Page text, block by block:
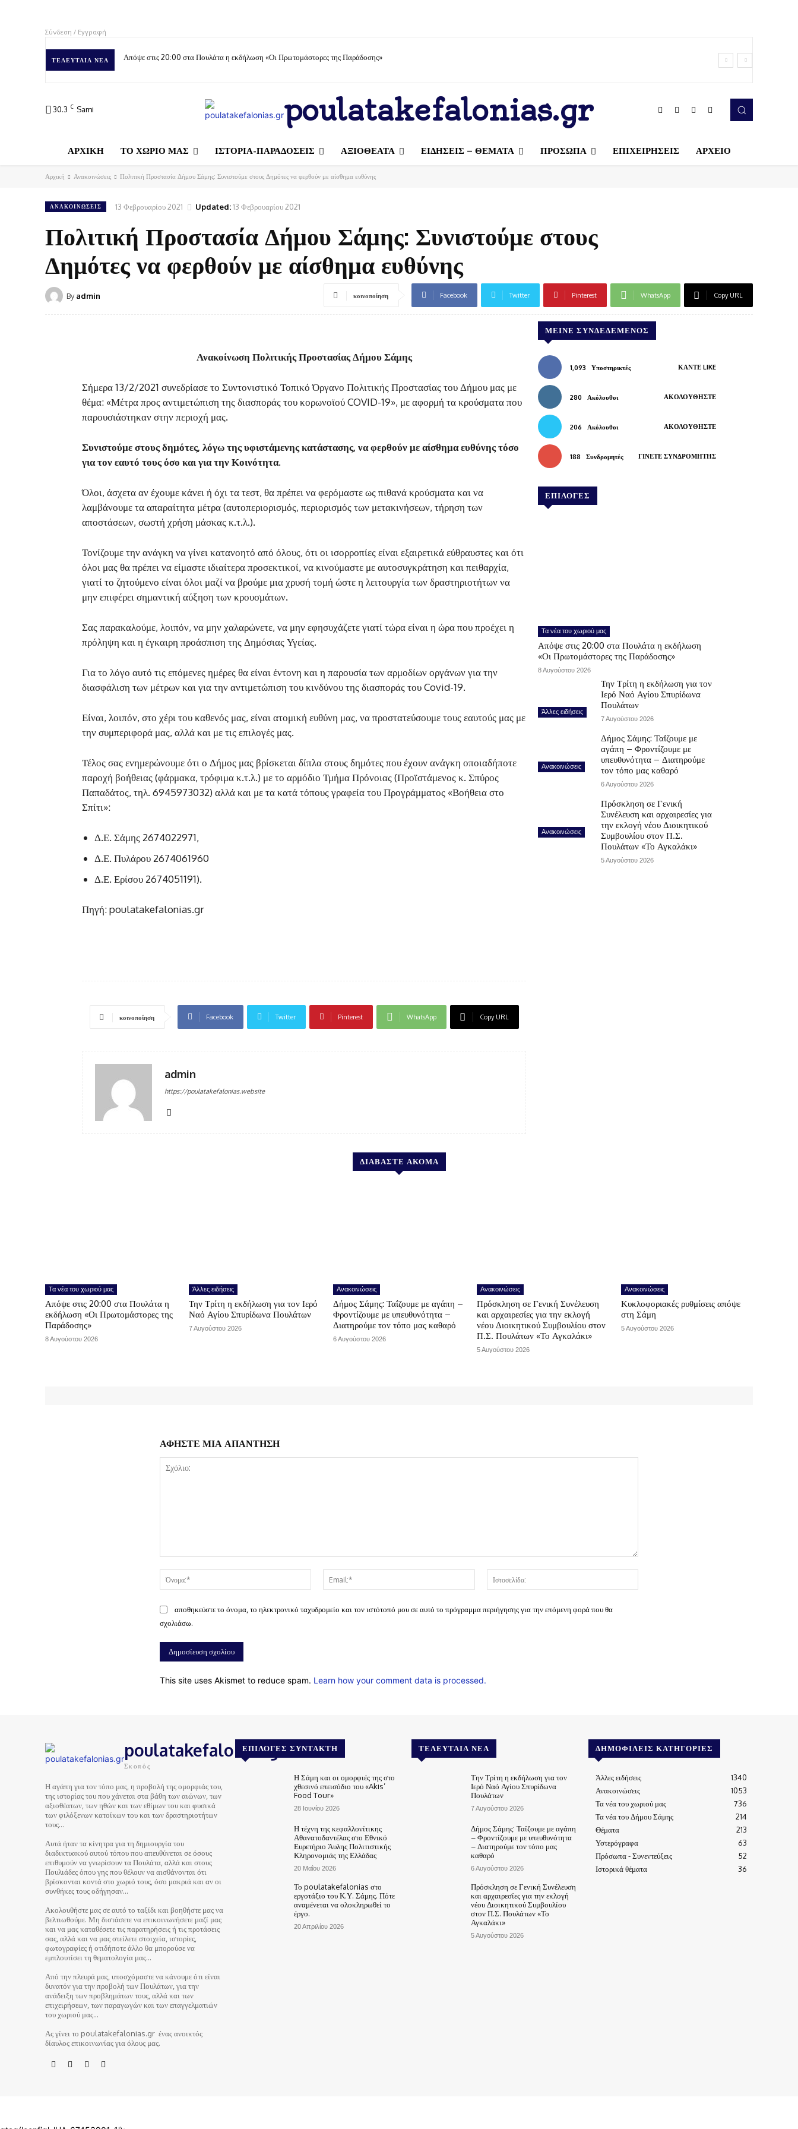
Σύνδεση / Εγγραφή
ΤΕΛΕΥΤΑΊΑ ΝΈΑ Απόψε στις 20:00 στα Πουλάτα η εκδήλωση «Οι Πρωτομάστορες της Παράδοσης»
30.3 C Sami poulatakefalonias.gr
ΑΡΧΙΚΗ ΤΟ ΧΩΡΙΟ ΜΑΣ ΙΣΤΟΡΙΑ-ΠΑΡΑΔΟΣΕΙΣ ΑΞΙΟΘΕΑΤΑ ΕΙΔΗΣΕΙΣ – ΘΕΜΑΤΑ ΠΡΟΣΩΠΑ ΕΠΙΧΕΙΡΗΣΕΙΣ ΑΡΧΕΙΟ
Αρχική Ανακοινώσεις Πολιτική Προστασία Δήμου Σάμης: Συνιστούμε στους Δημότες να φερθούν με αίσθημα ευθύνης
ΑΝΑΚΟΙΝΏΣΕΙΣ 13 Φεβρουαρίου 2021 Updated:13 Φεβρουαρίου 2021
Πολιτική Προστασία Δήμου Σάμης: Συνιστούμε στους
Δημότες να φερθούν με αίσθημα ευθύνης
By admin κοινοποίηση Facebook Twitter Pinterest WhatsApp Copy URL
Ανακοίνωση Πολιτικής Προστασίας Δήμου Σάμης
Σήμερα 13/2/2021 συνεδρίασε το Συντονιστικό Τοπικό Όργανο Πολιτικής Προστασίας του Δήμου μας με
θέμα: «Μέτρα προς αντιμετώπιση της διασποράς του κορωνοϊού COVID-19», με αφορμή τα κρούσματα που
παρουσιάστηκαν στην περιοχή μας.
Συνιστούμε στους δημότες, λόγω της υφιστάμενης κατάστασης, να φερθούν με αίσθημα ευθύνης τόσο
για τον εαυτό τους όσο και για την Κοινότητα.
Όλοι, άσχετα αν έχουμε κάνει ή όχι τα τεστ, θα πρέπει να φερόμαστε ως πιθανά κρούσματα και να
λαμβάνουμε τα απαραίτητα μέτρα (αυτοπεριορισμός, περιορισμός των μετακινήσεων, τήρηση των
αποστάσεων, σωστή χρήση μάσκας κ.τ.λ.).
Τονίζουμε την ανάγκη να γίνει κατανοητό από όλους, ότι οι ισορροπίες είναι εξαιρετικά εύθραυστες και ότι
όλοι μας θα πρέπει να είμαστε ιδιαίτερα προσεκτικοί, να κινούμαστε με αυτοσυγκράτηση και πειθαρχία,
γιατί το ζητούμενο είναι όλοι μαζί να βρούμε μια χρυσή τομή ώστε η λειτουργία των δραστηριοτήτων να
μην επιφέρει σημαντική αύξηση των κρουσμάτων.
Σας παρακαλούμε, λοιπόν, να μην χαλαρώνετε, να μην εφησυχάζετε γιατί τώρα είναι η ώρα που προέχει η
πρόληψη και η έγκαιρη προάσπιση της Δημόσιας Υγείας.
Για το λόγο αυτό τις επόμενες ημέρες θα είναι έντονη και η παρουσία των αρμοδίων οργάνων για την
διασφάλιση των μέτρων και για την αντιμετώπιση του κινδύνου της διασποράς του Covid-19.
Είναι, λοιπόν, στο χέρι του καθενός μας, είναι ατομική ευθύνη μας, να προστατεύσουμε τους εαυτούς μας με
την συμπεριφορά μας, αλλά και με τις επιλογές μας.
Τέλος σας ενημερώνουμε ότι ο Δήμος μας βρίσκεται δίπλα στους δημότες που έχουν ανάγκη οποιαδήποτε
παροχή βοήθειας (φάρμακα, τρόφιμα κ.τ.λ.) με το αρμόδιο Τμήμα Πρόνοιας (Προϊστάμενος κ. Σπύρος
Παπαδάτος, τηλ. 6945973032) αλλά και με τα κατά τόπους γραφεία του Προγράμματος «Βοήθεια στο
Σπίτι»:
Δ.Ε. Σάμης 2674022971,
Δ.Ε. Πυλάρου 2674061960
Δ.Ε. Ερίσου 2674051191).
Πηγή: poulatakefalonias.gr
κοινοποίηση Facebook Twitter Pinterest WhatsApp Copy URL
admin
https://poulatakefalonias.website
ΜΕΊΝΕ ΣΥΝΔΕΔΕΜΈΝΟΣ
1,093 Υποστηρικτές ΚΆΝΤΕ LIKE
280 Ακόλουθοι ΑΚΟΛΟΥΘΉΣΤΕ
206 Ακόλουθοι ΑΚΟΛΟΥΘΉΣΤΕ
188 Συνδρομητές ΓΊΝΕΤΕ ΣΥΝΔΡΟΜΗΤΉΣ
ΕΠΙΛΟΓΕΣ
Τα νέα του χωριού μας
Απόψε στις 20:00 στα Πουλάτα η εκδήλωση
«Οι Πρωτομάστορες της Παράδοσης»
8 Αυγούστου 2026
Άλλες ειδήσεις
Την Τρίτη η εκδήλωση για τον
Ιερό Ναό Αγίου Σπυρίδωνα
Πουλάτων
7 Αυγούστου 2026
Ανακοινώσεις
Δήμος Σάμης: Ταΐζουμε με
αγάπη – Φροντίζουμε με
υπευθυνότητα – Διατηρούμε
τον τόπο μας καθαρό
6 Αυγούστου 2026
Ανακοινώσεις
Πρόσκληση σε Γενική
Συνέλευση και αρχαιρεσίες για
την εκλογή νέου Διοικητικού
Συμβουλίου στον Π.Σ.
Πουλάτων «Το Αγκαλάκι»
5 Αυγούστου 2026
ΔΙΑΒΑΣΤΕ ΑΚΟΜΑ
Τα νέα του χωριού μας
Απόψε στις 20:00 στα Πουλάτα η
εκδήλωση «Οι Πρωτομάστορες της
Παράδοσης»
8 Αυγούστου 2026
Άλλες ειδήσεις
Την Τρίτη η εκδήλωση για τον Ιερό
Ναό Αγίου Σπυρίδωνα Πουλάτων
7 Αυγούστου 2026
Ανακοινώσεις
Δήμος Σάμης: Ταΐζουμε με αγάπη –
Φροντίζουμε με υπευθυνότητα –
Διατηρούμε τον τόπο μας καθαρό
6 Αυγούστου 2026
Ανακοινώσεις
Πρόσκληση σε Γενική Συνέλευση
και αρχαιρεσίες για την εκλογή
νέου Διοικητικού Συμβουλίου στον
Π.Σ. Πουλάτων «Το Αγκαλάκι»
5 Αυγούστου 2026
Ανακοινώσεις
Κυκλοφοριακές ρυθμίσεις απόψε
στη Σάμη
5 Αυγούστου 2026
ΑΦΗΣΤΕ ΜΙΑ ΑΠΑΝΤΗΣΗ
Όνομα:*
Email:*
αποθηκεύστε το όνομα, το ηλεκτρονικό ταχυδρομείο και τον ιστότοπό μου σε αυτό το πρόγραμμα περιήγησης για την επόμενη φορά που θα
σχολιάσω.
This site uses Akismet to reduce spam. Learn how your comment data is processed.
poulatakefalonias.gr
Σκοπός
Η αγάπη για τον τόπο μας, η προβολή της ομορφιάς του,
της ιστορίας του που χάνεται στα βάθη των αιώνων, των
αξιοθέατων, των ηθών και των εθίμων του και φυσικά
των φιλόξενων κατοίκων του και των δραστηριοτήτων
τους…
Αυτά ήταν τα κίνητρα για τη δημιουργία του
διαδικτυακού αυτού τόπου που απευθύνεται σε όσους
επιθυμούν να γνωρίσουν τα Πουλάτα, αλλά και στους
Πουλιάδες όπου γης που θέλουν να αισθάνονται ότι
βρίσκονται κοντά στο χωριό τους, όσο μακριά και αν οι
συνθήκες τους οδήγησαν…
Ακολουθήστε μας σε αυτό το ταξίδι και βοηθήστε μας να
βελτιωθούμε. Μη διστάσετε να επικοινωνήσετε μαζί μας
και να μας καταθέσετε τις παρατηρήσεις ή τις προτάσεις
σας, αλλά και να μας στείλετε στοιχεία, ιστορίες,
φωτογραφίες ή οτιδήποτε άλλο θα μπορούσε να
εμπλουτίσει τη θεματολογία μας…
Από την πλευρά μας, υποσχόμαστε να κάνουμε ότι είναι
δυνατόν για την προβολή των Πουλάτων, για την
ανάδειξη των προβλημάτων τους, αλλά και των
επιχειρήσεων, των παραγωγών και των επαγγελματιών
του χωριού μας…
Ας γίνει το poulatakefalonias.gr ένας ανοικτός
δίαυλος επικοινωνίας για όλους μας.
ΕΠΙΛΟΓΈΣ ΣΥΝΤΆΚΤΗ
Η Σάμη και οι ομορφιές της στο
χθεσινό επεισόδιο του «Akis’
Food Tour»
28 Ιουνίου 2026
Η τέχνη της κεφαλλονίτικης
Αθανατοδαντέλας στο Εθνικό
Ευρετήριο Άυλης Πολιτιστικής
Κληρονομιάς της Ελλάδας
20 Μαΐου 2026
Το poulatakefalonias στο
εργοτάξιο του Κ.Υ. Σάμης. Πότε
αναμένεται να ολοκληρωθεί το
έργο.
20 Απριλίου 2026
ΤΕΛΕΥΤΑΊΑ ΝΈΑ
Την Τρίτη η εκδήλωση για τον
Ιερό Ναό Αγίου Σπυρίδωνα
Πουλάτων
7 Αυγούστου 2026
Δήμος Σάμης: Ταΐζουμε με αγάπη
– Φροντίζουμε με υπευθυνότητα
– Διατηρούμε τον τόπο μας
καθαρό
6 Αυγούστου 2026
Πρόσκληση σε Γενική Συνέλευση
και αρχαιρεσίες για την εκλογή
νέου Διοικητικού Συμβουλίου
στον Π.Σ. Πουλάτων «Το
Αγκαλάκι»
5 Αυγούστου 2026
ΔΗΜΟΦΙΛΕΊΣ ΚΑΤΗΓΟΡΊΕΣ
Άλλες ειδήσεις
1340
Ανακοινώσεις
1053
Τα νέα του χωριού μας
736
Τα νέα του Δήμου Σάμης
214
Θέματα
213
Υστερόγραφα
63
Πρόσωπα - Συνεντεύξεις
52
Ιστορικά θέματα
36